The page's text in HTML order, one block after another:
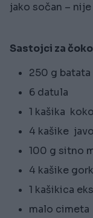
jako sočan –
Sastojci za
250 g batata
6 datula
1 kašika
4 kašike
100 g sitno
4 kašike
1 kašikica
malo cimeta